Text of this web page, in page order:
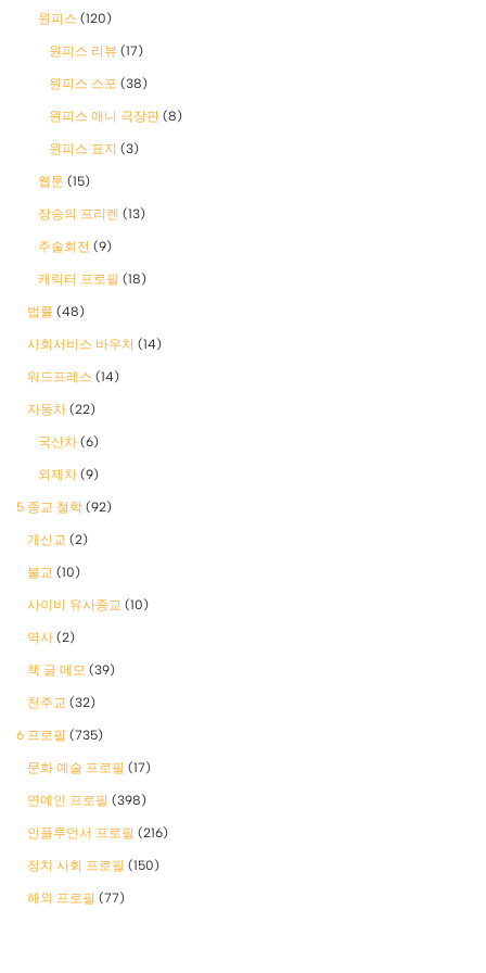
원피스 (120)
원피스 리뷰 (17)
원피스 스포 (38)
원피스 애니 극장판 (8)
원피스 표지 (3)
웹툰 (15)
장송의 프리렌 (13)
주술회전 (9)
캐릭터 프로필 (18)
법률 (48)
사회서비스 바우처 (14)
워드프레스 (14)
자동차 (22)
국산차 (6)
외제차 (9)
5 종교 철학 (92)
개신교 (2)
불교 (10)
사이비 유사종교 (10)
역사 (2)
책 글 메모 (39)
천주교 (32)
6 프로필 (735)
문화 예술 프로필 (17)
연예인 프로필 (398)
인플루언서 프로필 (216)
정치 사회 프로필 (150)
해외 프로필 (77)